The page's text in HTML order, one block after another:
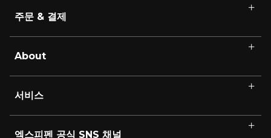
주문 & 결제
About
서비스
엑스피펜 공식 SNS 채널